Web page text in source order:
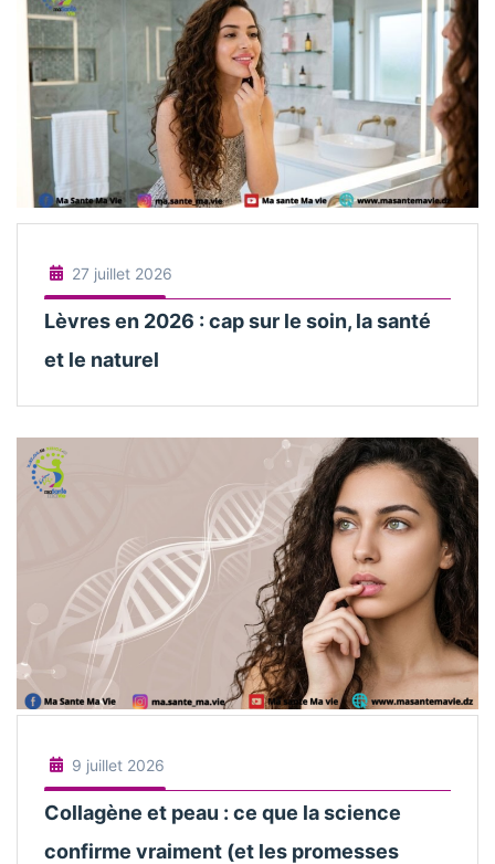
27 juillet 2026
Lèvres en 2026 : cap sur le soin, la santé
et le naturel
9 juillet 2026
Collagène et peau : ce que la science
confirme vraiment (et les promesses